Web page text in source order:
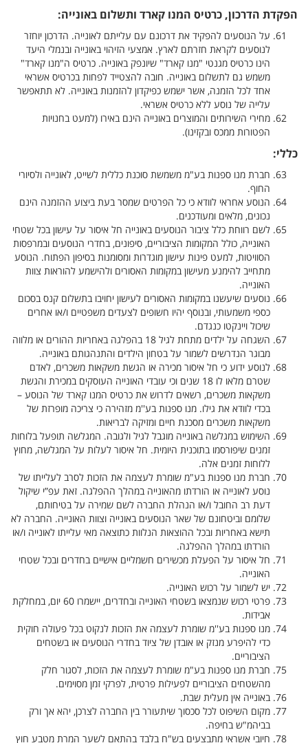
הפקדת הדרכון, כרטיס המנו קארד ותשלום באונייה:
על הנוסעים להפקיד את דרכונם עם עלייתם לאונייה. הדרכון יוחזר
לנוסעים לקראת חזרתם לארץ. אמצעי הזיהוי באונייה ובנמלי היעד
הינו כרטיס מגנטי "מנו קארד" שיונפק באונייה. כרטיס ה"מנו קארד"
משמש גם לתשלום באונייה. חובה להצטייד לפחות בכרטיס אשראי
אחד לכל הזמנה, אשר ישמש כפיקדון להזמנות באונייה. לא תתאפשר
עלייה של נוסע ללא כרטיס אשראי.
מחירי השירותים והמוצרים באונייה הינם באירו (למעט בחנויות
הפטורות ממכס ובקזינו).
כללי:
חברת מנו ספנות בע"מ משמשת סוכנת כללית לשייט, לאונייה ולסיורי
החוף.
הנוסע אחראי לוודא כי כל הפרטים שמסר בעת ביצוע ההזמנה הינם
נכונים, מלאים ומעודכנים.
לשם רווחת כלל ציבור הנוסעים באונייה חל איסור על עישון בכל שטחי
האונייה, כולל המקומות הציבוריים, סיפונים, בחדרי הנוסעים ובמרפסות
הסוויטות, למעט פינות עישון מוגדרות ומסומנות בסיפון הפתוח. הנוסע
מתחייב להימנע מעישון במקומות האסורים ולהישמע להוראות צוות
האונייה.
נוסעים שיעשנו במקומות האסורים לעישון יחויבו בתשלום קנס בסכום
כספי משמעותי, ובנוסף יהיו חשופים לצעדים משפטיים ו/או אחרים
שיכול ויינקטו כנגדם.
השגחה על ילדים מתחת לגיל 18 בהפלגה באחריות ההורים או מלווה
מבוגר הנדרשים לשמור על בטחון הילדים והתנהגותם באונייה.
לנוסע ידוע כי חל איסור מכירה או הגשת משקאות משכרים, לאדם
שטרם מלאו לו 18 שנים וכי עובדי האונייה העוסקים במכירת והגשת
משקאות משכרים, רשאים לדרוש את כרטיס המנו קארד של הנוסע –
בכדי לוודא את גילו. מנו ספנות בע''מ מזהירה כי צריכה מופרזת של
משקאות משכרים מסכנת חיים ומזיקה לבריאות.
השימוש במגלשה באונייה מוגבל לגיל ולגובה. המגלשה תופעל בלוחות
זמנים שיפורסמו בתוכנית היומית. חל איסור לעלות על המגלשה, מחוץ
ללוחות זמנים אלה.
חברת מנו ספנות בע"מ שומרת לעצמה את הזכות לסרב לעלייתו של
נוסע לאונייה או הורדתו מהאונייה במהלך ההפלגה. זאת עפ”י שיקול
דעת רב החובל ו/או הנהלת החברה לשם שמירה על בטיחותם,
שלומם וביטחונם של שאר הנוסעים באונייה וצוות האונייה. החברה לא
תישא באחריות ובכל ההוצאות הנלוות כתוצאה מאי עלייתו לאונייה ו/או
הורדתו במהלך ההפלגה.
חל איסור על הפעלת מכשירים חשמליים אישיים בחדרים ובכל שטחי
האונייה.
יש לשמור על רכוש האונייה.
פרטי רכוש שנמצאו בשטחי האונייה ובחדרים, יישמרו 60 יום, במחלקת
אבידות.
מנו ספנות בע''מ שומרת לעצמה את הזכות לנקוט בכל פעולה חוקית
כדי להיפרע מנזק או אובדן של ציוד בחדרי הנוסעים או בשטחים
הציבוריים.
חברת מנו ספנות בע"מ שומרת לעצמה את הזכות, לסגור חלק
מהשטחים הציבוריים לפעילות פרטית, לפרקי זמן מסוימים.
באונייה אין מעלית שבת.
מקום השיפוט לכל סכסוך שיתעורר בין החברה לצרכן, יהא אך ורק
בביהמ"ש בחיפה.
חיובי אשראי מתבצעים בש"ח בלבד בהתאם לשער המרת מטבע חוץ